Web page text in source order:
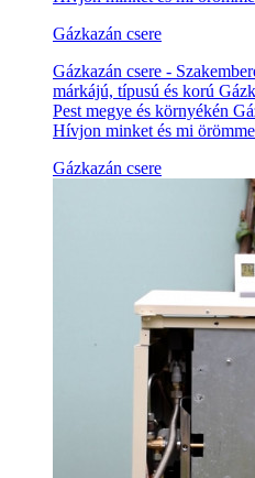
Gázkazán csere
Gázkazán csere -
márkájú, típusú és korú
Pest megye és környékén
Hívjon minket és mi
Gázkazán csere